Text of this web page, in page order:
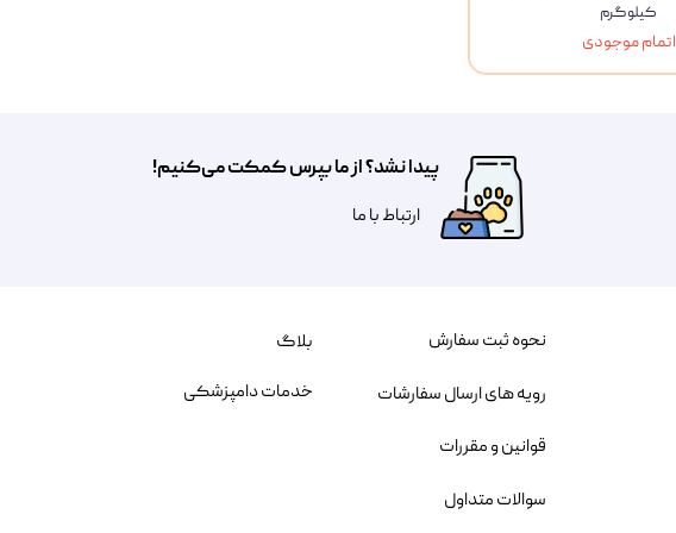
کیلوگرم
اتمام موجودی
پیدا نشد؟ از ما بپرس کمکت می‌کنیم!
​​​ارتباط با ما
نحوه ثبت سفارش
رویه های ارسال سفارشات
قوانین و مقررات
سوالات متداول
بلاگ
خدمات دامپزشکی